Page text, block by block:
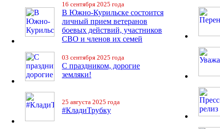
16 сентября 2025 года
В Южно-Курильске состоится
личный прием ветеранов
боевых действий, участников
СВО и членов их семей
03 сентября 2025 года
С праздником, дорогие
земляки!
25 августа 2025 года
#КладиТрубку